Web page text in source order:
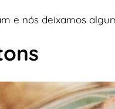
e nós deixamos